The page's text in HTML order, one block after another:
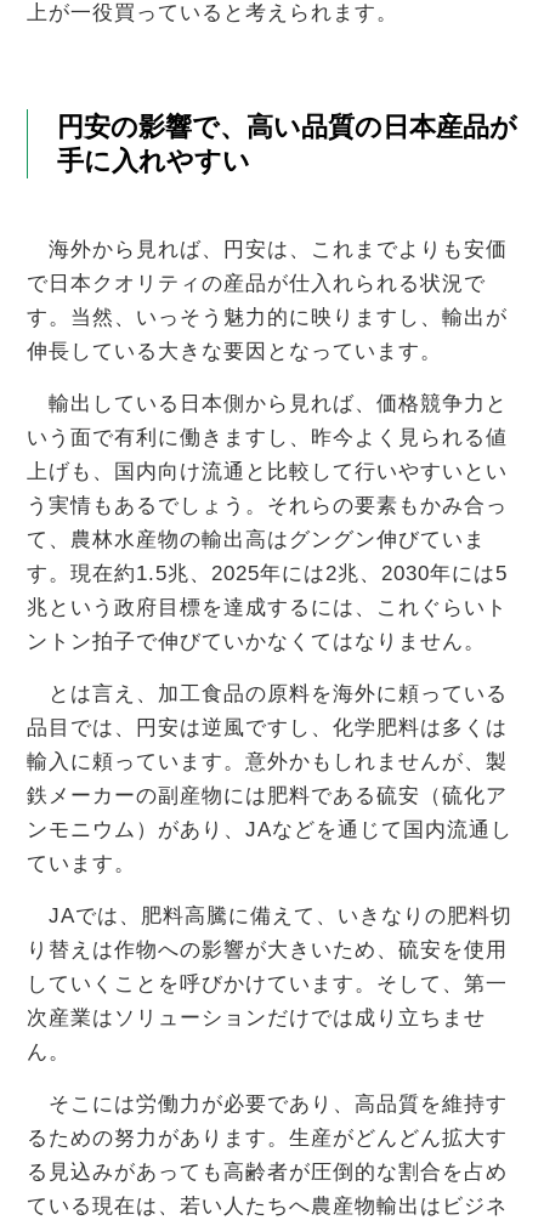
上が一役買っていると考えられます。
円安の影響で、高い品質の日本産品が
手に入れやすい
海外から見れば、円安は、これまでよりも安価
で日本クオリティの産品が仕入れられる状況で
す。当然、いっそう魅力的に映りますし、輸出が
伸長している大きな要因となっています。
輸出している日本側から見れば、価格競争力と
いう面で有利に働きますし、昨今よく見られる値
上げも、国内向け流通と比較して行いやすいとい
う実情もあるでしょう。それらの要素もかみ合っ
て、農林水産物の輸出高はグングン伸びていま
す。現在約1.5兆、2025年には2兆、2030年には5
兆という政府目標を達成するには、これぐらいト
ントン拍子で伸びていかなくてはなりません。
とは言え、加工食品の原料を海外に頼っている
品目では、円安は逆風ですし、化学肥料は多くは
輸入に頼っています。意外かもしれませんが、製
鉄メーカーの副産物には肥料である硫安（硫化ア
ンモニウム）があり、JAなどを通じて国内流通し
ています。
JAでは、肥料高騰に備えて、いきなりの肥料切
り替えは作物への影響が大きいため、硫安を使用
していくことを呼びかけています。そして、第一
次産業はソリューションだけでは成り立ちませ
ん。
そこには労働力が必要であり、高品質を維持す
るための努力があります。生産がどんどん拡大す
る見込みがあっても高齢者が圧倒的な割合を占め
ている現在は、若い人たちへ農産物輸出はビジネ